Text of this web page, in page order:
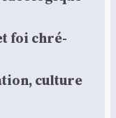
foi chré­
culture